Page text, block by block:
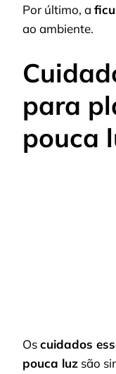
Por último, a
ao ambiente.
para
pouca
Oscuidados
pouca luz são